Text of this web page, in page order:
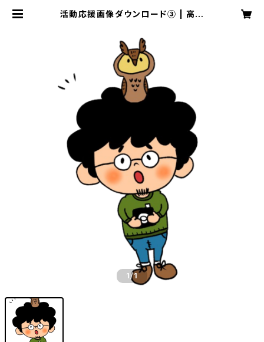
活動応援画像ダウンロード③ | 高橋
1/1